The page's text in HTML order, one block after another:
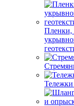
Пленки,
Тележки